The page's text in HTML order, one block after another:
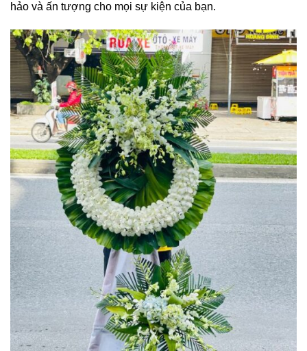
hảo và ấn tượng cho mọi sự kiện của bạn.